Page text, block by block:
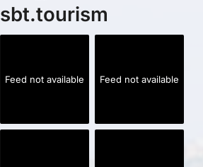
sbt.tourism
Feed not available Feed not available